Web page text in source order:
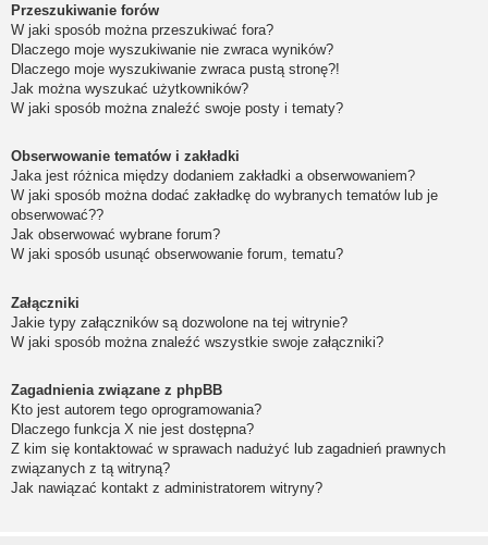
Przeszukiwanie forów
W jaki sposób można przeszukiwać fora?
Dlaczego moje wyszukiwanie nie zwraca wyników?
Dlaczego moje wyszukiwanie zwraca pustą stronę?!
Jak można wyszukać użytkowników?
W jaki sposób można znaleźć swoje posty i tematy?
Obserwowanie tematów i zakładki
Jaka jest różnica między dodaniem zakładki a obserwowaniem?
W jaki sposób można dodać zakładkę do wybranych tematów lub je
obserwować??
Jak obserwować wybrane forum?
W jaki sposób usunąć obserwowanie forum, tematu?
Załączniki
Jakie typy załączników są dozwolone na tej witrynie?
W jaki sposób można znaleźć wszystkie swoje załączniki?
Zagadnienia związane z phpBB
Kto jest autorem tego oprogramowania?
Dlaczego funkcja X nie jest dostępna?
Z kim się kontaktować w sprawach nadużyć lub zagadnień prawnych
związanych z tą witryną?
Jak nawiązać kontakt z administratorem witryny?